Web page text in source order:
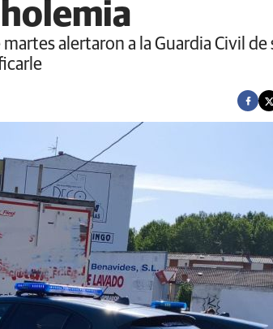
alertaron a la Guardia Civil